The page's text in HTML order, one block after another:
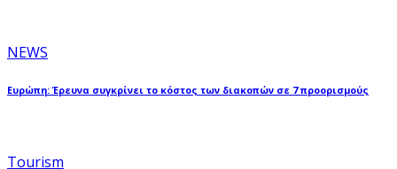
NEWS
Ευρώπη: Έρευνα συγκρίνει το κόστος των διακοπών σε 7 προορισμούς
Tourism